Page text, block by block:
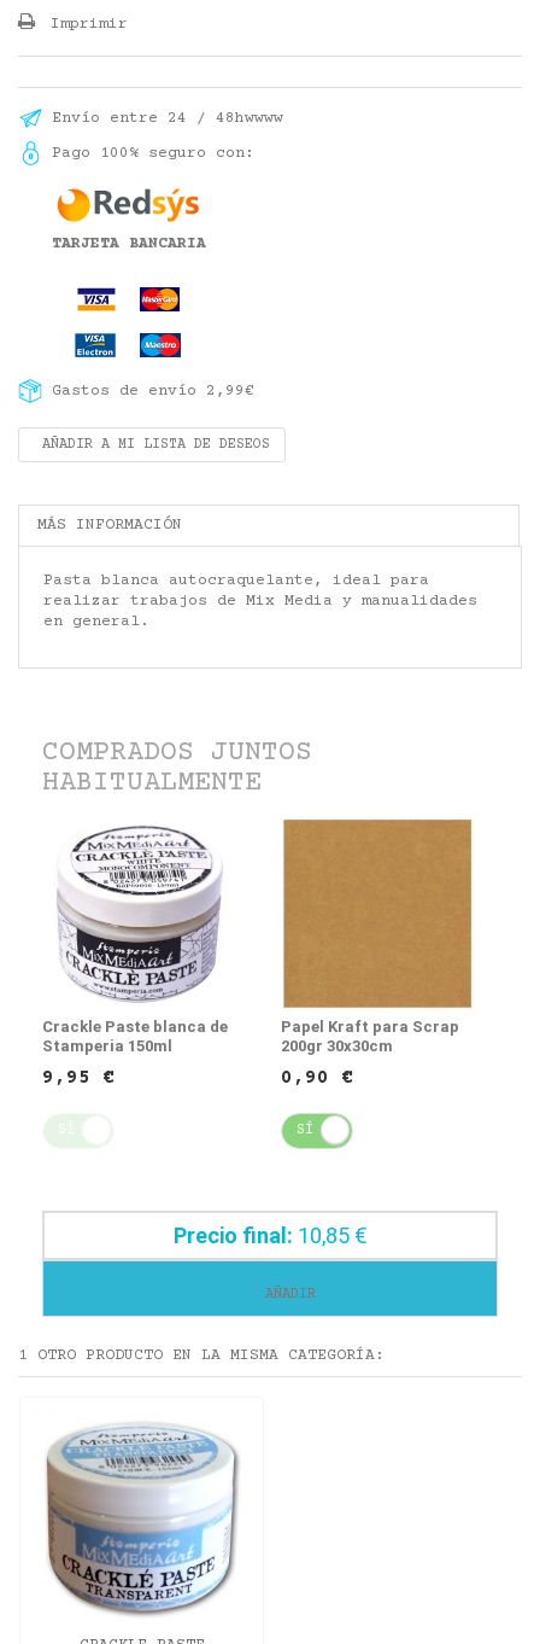
Imprimir
Envío entre 24 / 48hwwww
Pago 100% seguro con:
TARJETA BANCARIA
Gastos de envío 2,99€
AÑADIR A MI LISTA DE DESEOS
MÁS INFORMACIÓN
Pasta blanca autocraquelante, ideal para
realizar trabajos de Mix Media y manualidades
en general.
COMPRADOS JUNTOS
HABITUALMENTE
Crackle Paste blanca de
Stamperia 150ml
9,95 €
SÍ
Papel Kraft para Scrap
200gr 30x30cm
0,90 €
SÍ
Precio final: 10,85 €
AÑADIR
1 OTRO PRODUCTO EN LA MISMA CATEGORÍA: